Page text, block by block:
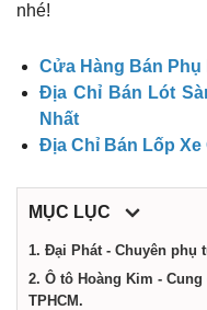
dịch
vụ
tại
Thành
nhé!
Cửa Hàng Bán Phụ
Địa Chỉ Bán Lót
Nhất
Địa Chỉ Bán Lốp Xe
MỤC LỤC
1. Đại Phát - Chuyên phụ
2. Ô tô Hoàng Kim -
TPHCM.